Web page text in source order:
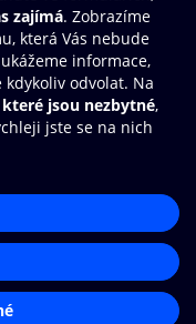
Knihovna
své e-knihy a
a pohodlněji.